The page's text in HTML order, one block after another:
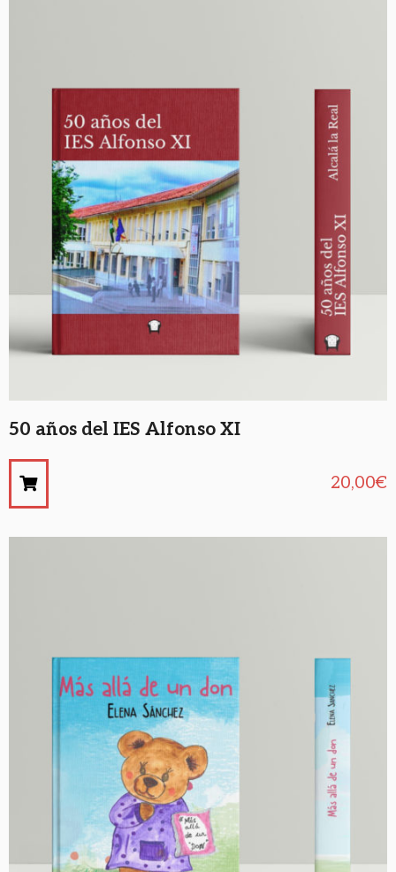
50 años del IES Alfonso XI
20,00€